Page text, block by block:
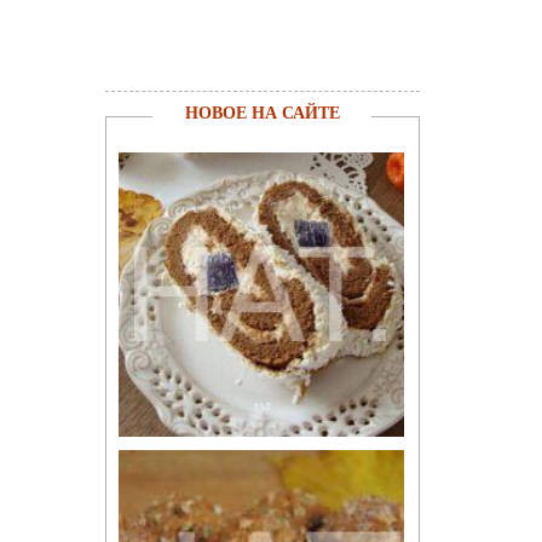
НОВОЕ НА САЙТЕ